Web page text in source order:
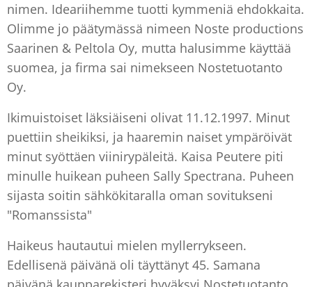
nimen. Ideariihemme tuotti kymmeniä ehdokkaita.
Olimme jo päätymässä nimeen Noste productions
Saarinen & Peltola Oy, mutta halusimme käyttää
suomea, ja firma sai nimekseen Nostetuotanto
Oy.
Ikimuistoiset läksiäiseni olivat 11.12.1997. Minut
puettiin sheikiksi, ja haaremin naiset ympäröivät
minut syöttäen viinirypäleitä. Kaisa Peutere piti
minulle huikean puheen Sally Spectrana. Puheen
sijasta soitin sähkökitaralla oman sovitukseni
"Romanssista"
Haikeus hautautui mielen myllerrykseen.
Edellisenä päivänä oli täyttänyt 45. Samana